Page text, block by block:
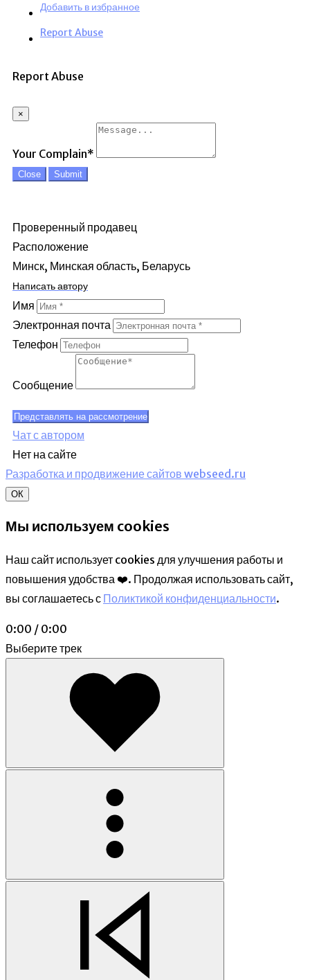
Добавить в избранное
Report Abuse
Report Abuse
×
Your Complain*
Close Submit
Проверенный продавец
Расположение
Минск, Минская область, Беларусь
Написать автору
Имя
Электронная почта
Телефон
Сообщение
Представлять на рассмотрение
Чат с автором
Нет на сайте
Разработка и продвижение сайтов webseed.ru
ОК
Мы используем cookies
Наш сайт использует cookies для улучшения работы и
повышения удобства ❤️. Продолжая использовать сайт,
вы соглашаетесь с Поликтикой конфиденциальности.
0:00 / 0:00
Выберите трек